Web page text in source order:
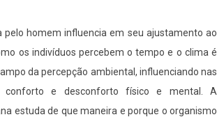
pelo homem influencia em seu ajustamento ao
os indivíduos percebem o tempo e o clima é
da percepção ambiental, influenciando nas
conforto e desconforto físico e mental. A
estuda de que maneira e porque o organismo